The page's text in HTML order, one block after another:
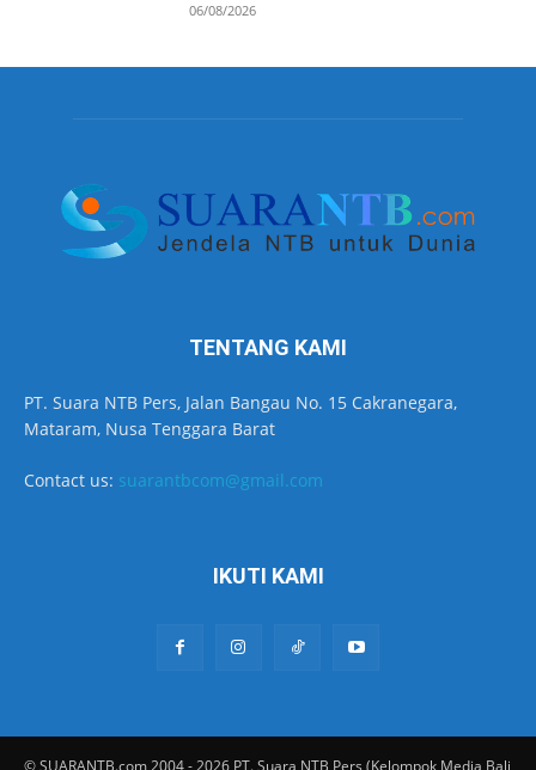
06/08/2026
TENTANG KAMI
PT. Suara NTB Pers, Jalan Bangau No. 15 Cakranegara,
Mataram, Nusa Tenggara Barat
Contact us: suarantbcom@gmail.com
IKUTI KAMI